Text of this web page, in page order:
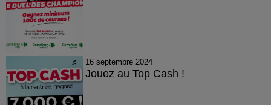
16 septembre 2024
Jouez au Top Cash !